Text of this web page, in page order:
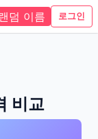
랜덤 이름 로그인
비교